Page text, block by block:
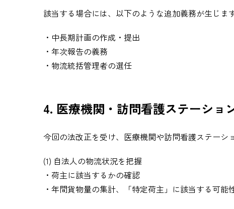
該当する場合には、以下のような追加義務が生じます
・中長期計画の作成・提出
・年次報告の義務
・物流統括管理者の選任
4. 医療機関・訪問看護ステーショ
今回の法改正を受け、医療機関や訪問看護ステーシ
(1) 自法人の物流状況を把握
・荷主に該当するかの確認
・年間貨物量の集計、「特定荷主」に該当する可能